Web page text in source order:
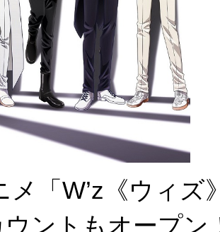
メ「W’z《ウィズ
ウントもオープン